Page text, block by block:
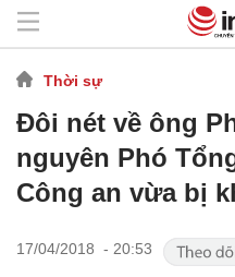
Thời sự
Đôi nét về ông
nguyên Phó
Công an vừa bị
17/04/2018 - 20:53